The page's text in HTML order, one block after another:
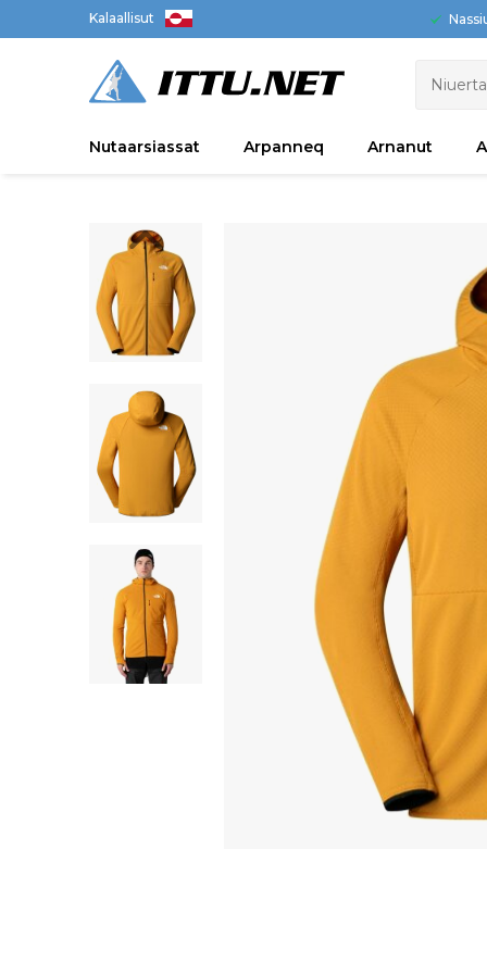
Kalaallisut
Nutaarsiassat Arpanneq Arnanut